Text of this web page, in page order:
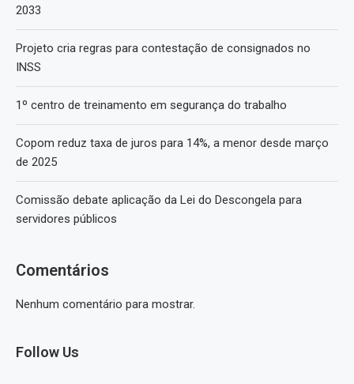
2033
Projeto cria regras para contestação de consignados no
INSS
1º centro de treinamento em segurança do trabalho
Copom reduz taxa de juros para 14%, a menor desde março
de 2025
Comissão debate aplicação da Lei do Descongela para
servidores públicos
Comentários
Nenhum comentário para mostrar.
Follow Us